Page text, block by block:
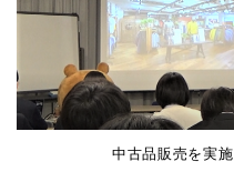
中古品販売を実